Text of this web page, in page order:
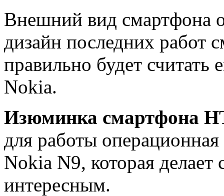
Внешний вид смартфона
дизайн последних работ
правильно будет считать
Nokia.
Изюминка смартфона
для работы
Nokia N9, которая
интересным.